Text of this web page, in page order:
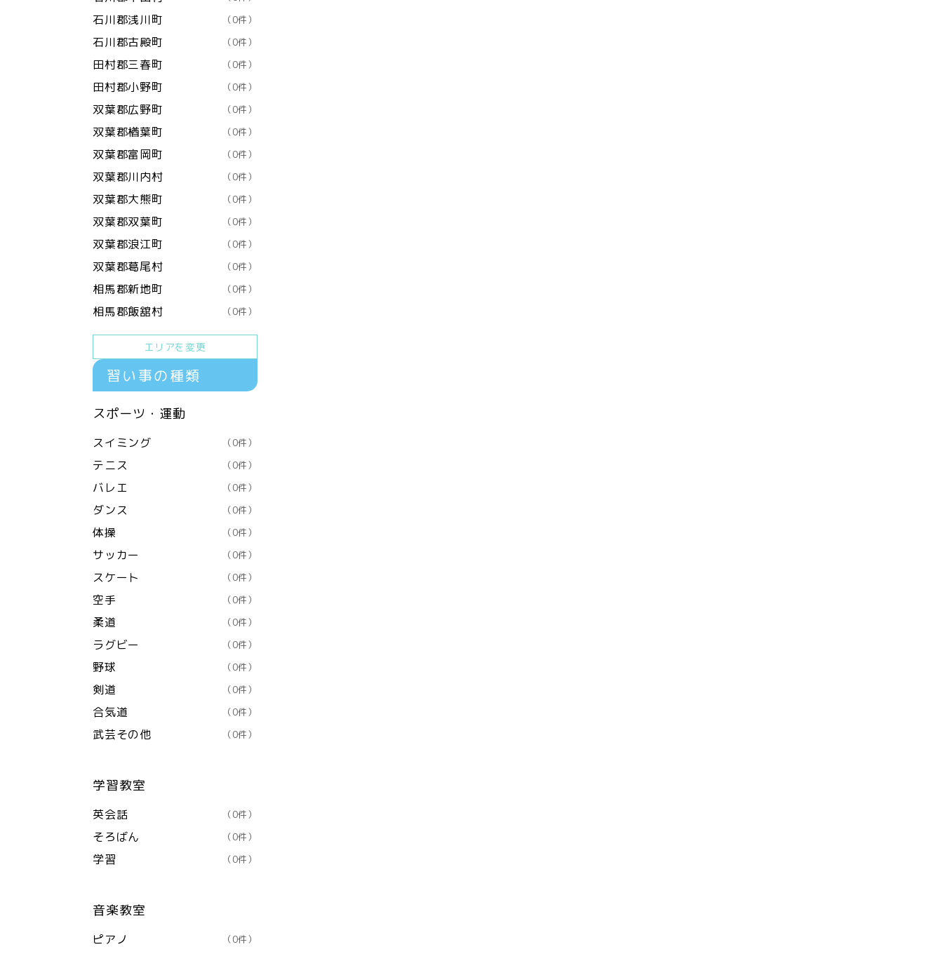
石川郡浅川町 （0件）
石川郡古殿町 （0件）
田村郡三春町 （0件）
田村郡小野町 （0件）
双葉郡広野町 （0件）
双葉郡楢葉町 （0件）
双葉郡富岡町 （0件）
双葉郡川内村 （0件）
双葉郡大熊町 （0件）
双葉郡双葉町 （0件）
双葉郡浪江町 （0件）
双葉郡葛尾村 （0件）
相馬郡新地町 （0件）
相馬郡飯舘村 （0件）
エリアを変更
習い事の種類
スポーツ・運動
スイミング （0件）
テニス （0件）
バレエ （0件）
ダンス （0件）
体操 （0件）
サッカー （0件）
スケート （0件）
空手 （0件）
柔道 （0件）
ラグビー （0件）
野球 （0件）
剣道 （0件）
合気道 （0件）
武芸その他 （0件）
学習教室
英会話 （0件）
そろばん （0件）
学習 （0件）
音楽教室
ピアノ （0件）